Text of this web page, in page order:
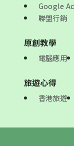
Google
聯盟行銷
原創教學
電腦應用
旅遊心得
香港旅遊